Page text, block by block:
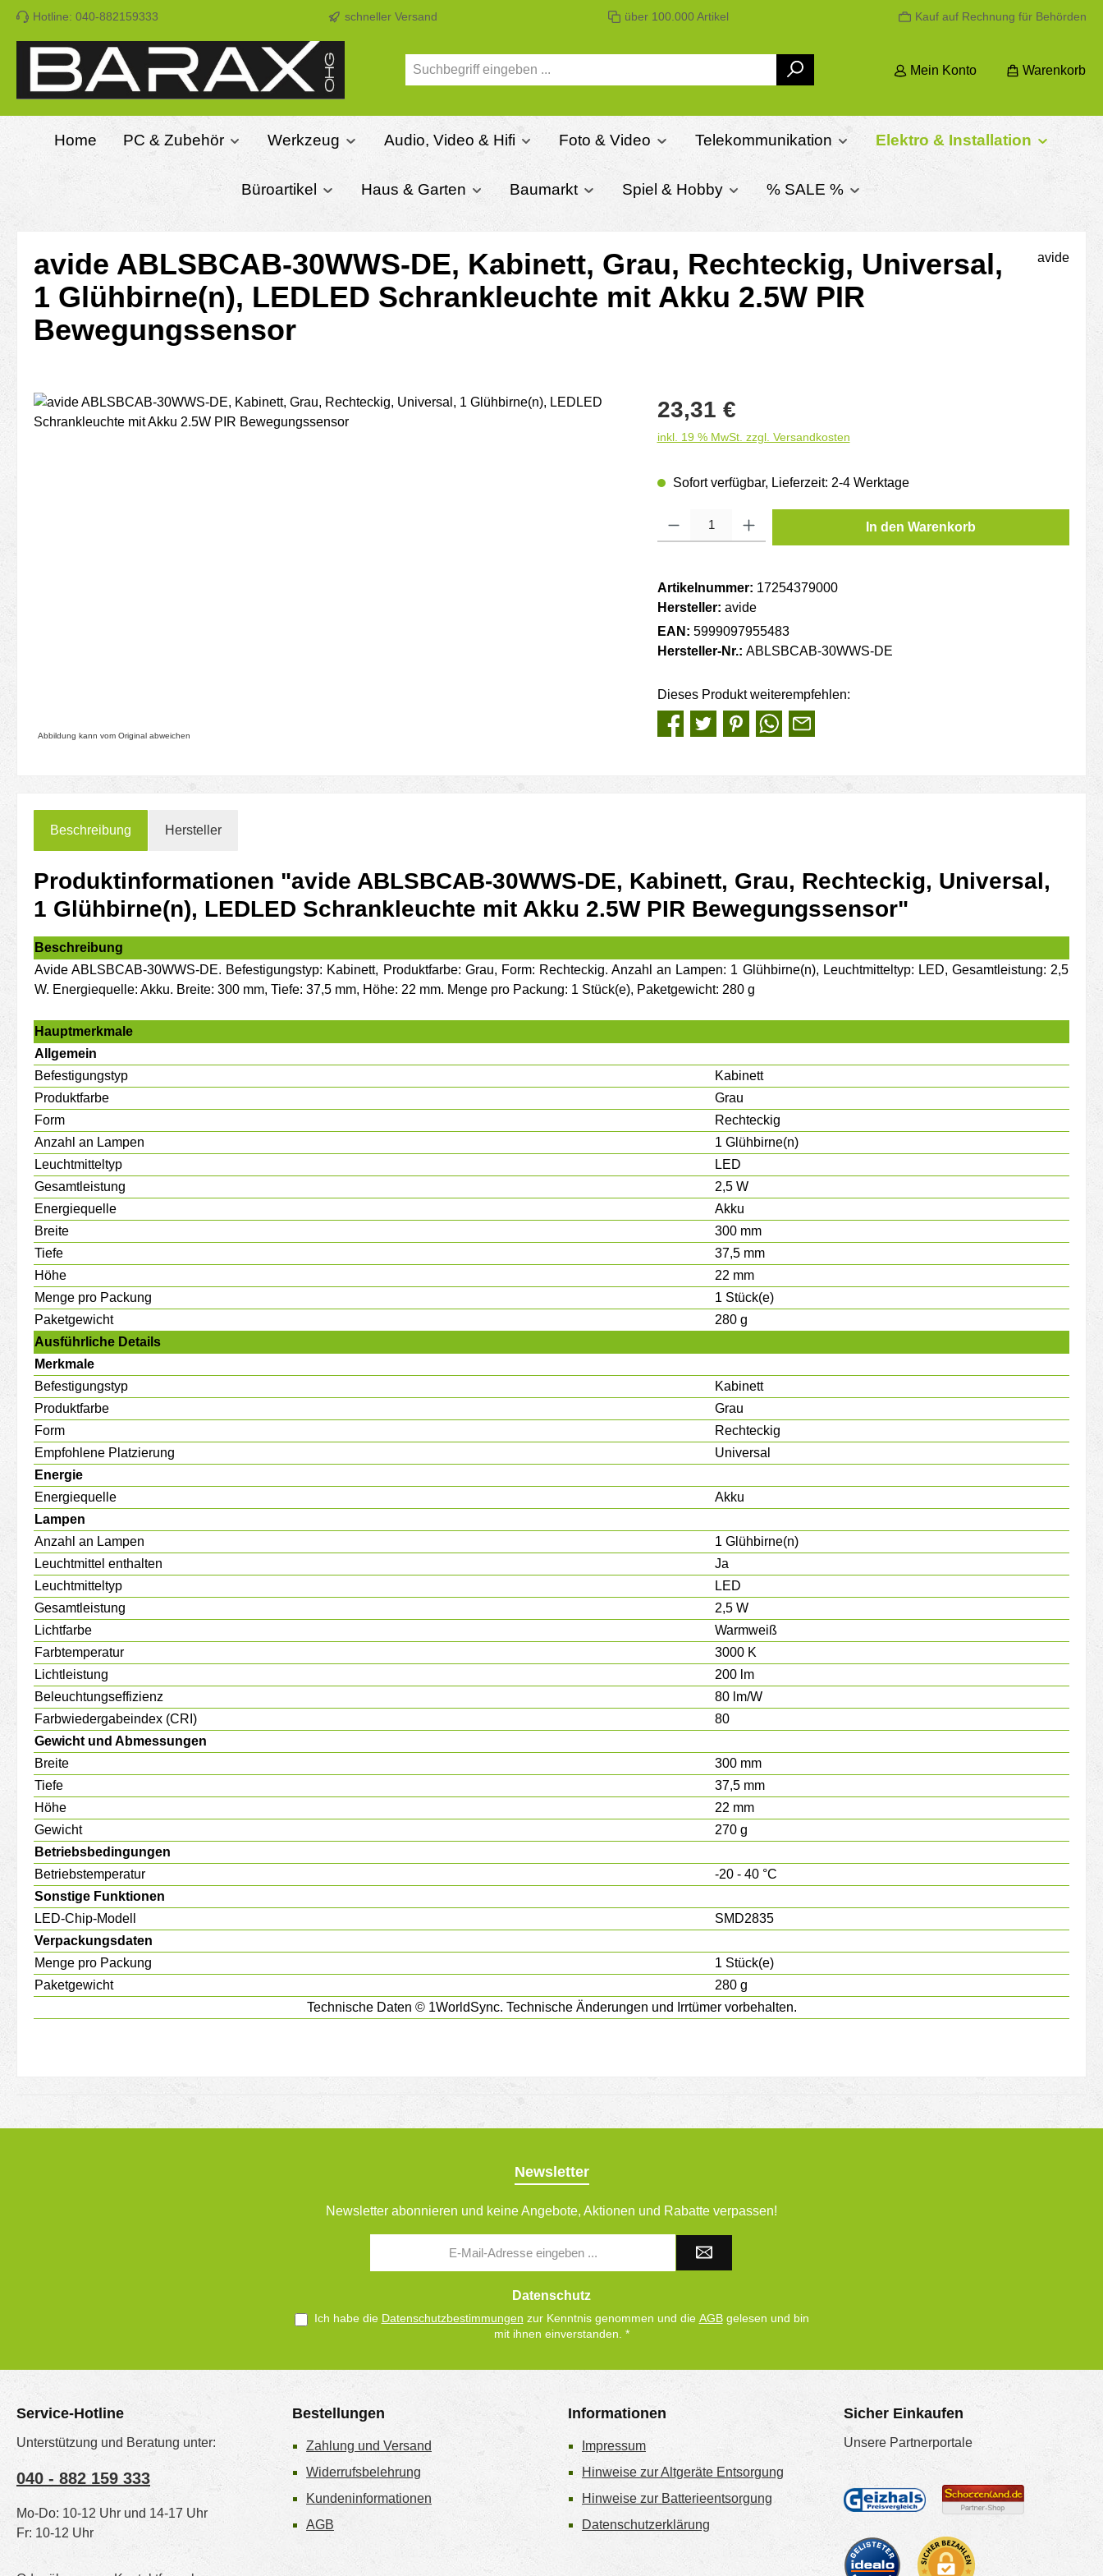
Hauptinhalt springen
Zur Suche springen
Zur Hauptnavigation springen
Hotline: 040-882159333 schneller Versand über 100.000 Artikel Kauf auf Rechnung für Behörden
Mein Konto Warenkorb
Home PC & Zubehör Werkzeug Audio, Video & Hifi Foto & Video Telekommunikation Elektro & Installation
Büroartikel Haus & Garten Baumarkt Spiel & Hobby % SALE %
avide ABLSBCAB-30WWS-DE, Kabinett, Grau, Rechteckig, Universal,
1 Glühbirne(n), LEDLED Schrankleuchte mit Akku 2.5W PIR
Bewegungssensor
avide
Bildergalerie überspringen
Abbildung kann vom Original abweichen
Regulärer Preis:
23,31 €
inkl. 19 % MwSt. zzgl. Versandkosten
Sofort verfügbar, Lieferzeit: 2-4 Werktage
Produkt Anzahl: Gib den gewünschten Wert ein oder benutze die Schaltflächen um
In den Warenkorb
Artikelnummer: 17254379000
Hersteller: avide
EAN: 5999097955483
Hersteller-Nr.: ABLSBCAB-30WWS-DE
Dieses Produkt weiterempfehlen:
Beschreibung Hersteller
Produktinformationen "avide ABLSBCAB-30WWS-DE, Kabinett, Grau, Rechteckig, Universal,
1 Glühbirne(n), LEDLED Schrankleuchte mit Akku 2.5W PIR Bewegungssensor"
Beschreibung
Avide ABLSBCAB-30WWS-DE. Befestigungstyp: Kabinett, Produktfarbe: Grau, Form: Rechteckig. Anzahl an Lampen: 1 Glühbirne(n), Leuchtmitteltyp: LED, Gesamtleistung: 2,5
W. Energiequelle: Akku. Breite: 300 mm, Tiefe: 37,5 mm, Höhe: 22 mm. Menge pro Packung: 1 Stück(e), Paketgewicht: 280 g
Hauptmerkmale
Allgemein
Befestigungstyp
Kabinett
Produktfarbe
Grau
Form
Rechteckig
Anzahl an Lampen
1 Glühbirne(n)
Leuchtmitteltyp
LED
Gesamtleistung
2,5 W
Energiequelle
Akku
Breite
300 mm
Tiefe
37,5 mm
Höhe
22 mm
Menge pro Packung
1 Stück(e)
Paketgewicht
280 g
Ausführliche Details
Merkmale
Befestigungstyp
Kabinett
Produktfarbe
Grau
Form
Rechteckig
Empfohlene Platzierung
Universal
Energie
Energiequelle
Akku
Lampen
Anzahl an Lampen
1 Glühbirne(n)
Leuchtmittel enthalten
Ja
Leuchtmitteltyp
LED
Gesamtleistung
2,5 W
Lichtfarbe
Warmweiß
Farbtemperatur
3000 K
Lichtleistung
200 lm
Beleuchtungseffizienz
80 lm/W
Farbwiedergabeindex (CRI)
80
Gewicht und Abmessungen
Breite
300 mm
Tiefe
37,5 mm
Höhe
22 mm
Gewicht
270 g
Betriebsbedingungen
Betriebstemperatur
-20 - 40 °C
Sonstige Funktionen
LED-Chip-Modell
SMD2835
Verpackungsdaten
Menge pro Packung
1 Stück(e)
Paketgewicht
280 g
Technische Daten © 1WorldSync. Technische Änderungen und Irrtümer vorbehalten.
Newsletter
Newsletter abonnieren und keine Angebote, Aktionen und Rabatte verpassen!
Datenschutz
Ich habe die Datenschutzbestimmungen zur Kenntnis genommen und die AGBgelesen und bin
mit ihnen einverstanden. *
Service-Hotline
Unterstützung und Beratung unter:
040 - 882 159 333
Mo-Do: 10-12 Uhr und 14-17 Uhr
Fr: 10-12 Uhr
Bestellungen
Zahlung und Versand
Widerrufsbelehrung
Kundeninformationen
AGB
Informationen
Impressum
Hinweise zur Altgeräte Entsorgung
Hinweise zur Batterieentsorgung
Datenschutzerklärung
Sicher Einkaufen
Unsere Partnerportale